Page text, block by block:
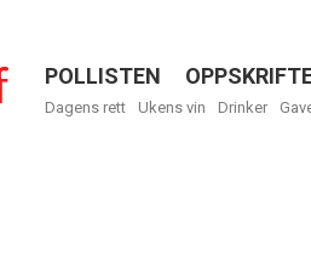
Menu
POLLISTEN
Dagens rett Ukens vin Drinker